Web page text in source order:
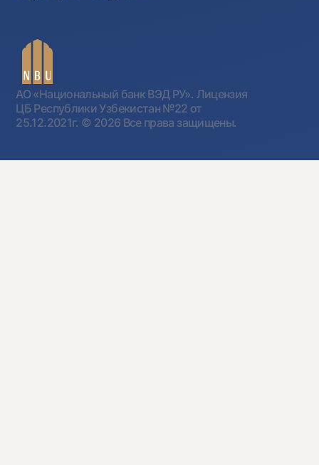
АО «Национальный банк ВЭД РУ». Лицензия
ЦБ Республики Узбекистан №22 от
25.12.2021г. © 2026 Все права защищены.